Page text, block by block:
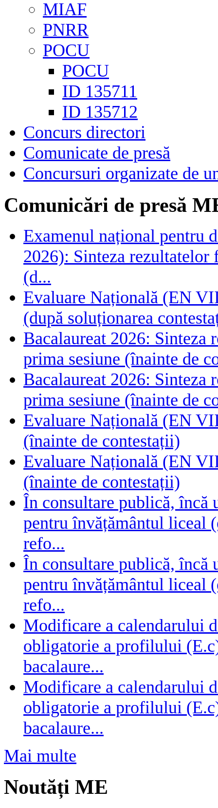
MIAF
PNRR
POCU
POCU
ID 135711
ID 135712
Concurs directori
Comunicate de presă
Concursuri organizate de
Comunicări de presă
Examenul național pentru
2026): Sinteza rezultatelor
(d...
Evaluare Națională (EN
(după soluționarea
Bacalaureat 2026:
prima sesiune (înainte de
Bacalaureat 2026:
prima sesiune (înainte de
Evaluare Națională (EN
(înainte de contestații)
Evaluare Națională (EN
(înainte de contestații)
În consultare publică, încă
pentru învățământul liceal
refo...
În consultare publică, încă
pentru învățământul liceal
refo...
Modificare a calendarului
obligatorie a profilului
bacalaure...
Modificare a calendarului
obligatorie a profilului
bacalaure...
Mai multe
Noutăți ME